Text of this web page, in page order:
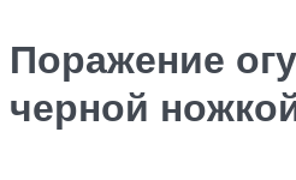
Поражение
черной